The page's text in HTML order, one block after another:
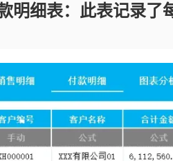
明细表：此表记录了